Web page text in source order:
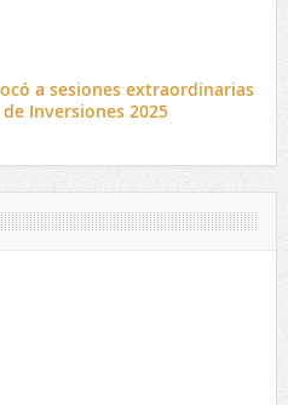
a sesiones extraordinarias
Inversiones 2025